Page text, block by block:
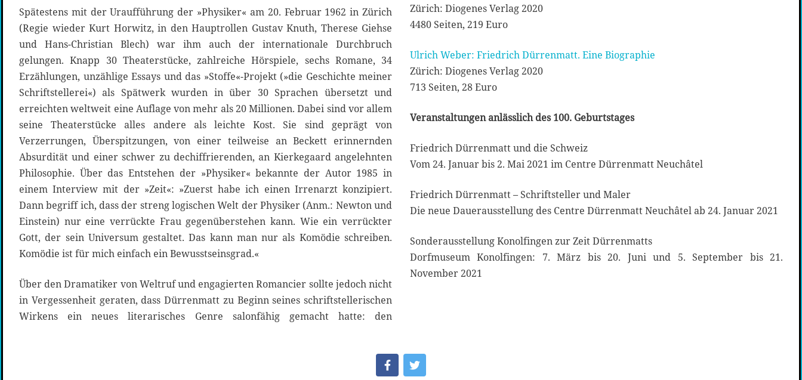
Spätestens mit der Uraufführung der »Physiker« am 20. Februar 1962 in Zürich
(Regie wieder Kurt Horwitz, in den Hauptrollen Gustav Knuth, Therese Giehse
und Hans-Christian Blech) war ihm auch der internationale Durchbruch
gelungen. Knapp 30 Theaterstücke, zahlreiche Hörspiele, sechs Romane, 34
Erzählungen, unzählige Essays und das »Stoffe«-Projekt (»die Geschichte meiner
Schriftstellerei«) als Spätwerk wurden in über 30 Sprachen übersetzt und
erreichten weltweit eine Auflage von mehr als 20 Millionen. Dabei sind vor allem
seine Theaterstücke alles andere als leichte Kost. Sie sind geprägt von
Verzerrungen, Überspitzungen, von einer teilweise an Beckett erinnernden
Absurdität und einer schwer zu dechiffrierenden, an Kierkegaard angelehnten
Philosophie. Über das Entstehen der »Physiker« bekannte der Autor 1985 in
einem Interview mit der »Zeit«: »Zuerst habe ich einen Irrenarzt konzipiert.
Dann begriff ich, dass der streng logischen Welt der Physiker (Anm.: Newton und
Einstein) nur eine verrückte Frau gegenüberstehen kann. Wie ein verrückter
Gott, der sein Universum gestaltet. Das kann man nur als Komödie schreiben.
Komödie ist für mich einfach ein Bewusstseinsgrad.«
Über den Dramatiker von Weltruf und engagierten Romancier sollte jedoch nicht
in Vergessenheit geraten, dass Dürrenmatt zu Beginn seines schriftstellerischen
Wirkens ein neues literarisches Genre salonfähig gemacht hatte: den
Zürich: Diogenes Verlag 2020
4480 Seiten, 219 Euro
Ulrich Weber: Friedrich Dürrenmatt. Eine Biographie
Zürich: Diogenes Verlag 2020
713 Seiten, 28 Euro
Veranstaltungen anlässlich des 100. Geburtstages
Friedrich Dürrenmatt und die Schweiz
Vom 24. Januar bis 2. Mai 2021 im Centre Dürrenmatt Neuchâtel
Friedrich Dürrenmatt – Schriftsteller und Maler
Die neue Dauerausstellung des Centre Dürrenmatt Neuchâtel ab 24. Januar 2021
Sonderausstellung Konolfingen zur Zeit Dürrenmatts
Dorfmuseum Konolfingen: 7. März bis 20. Juni und 5. September bis 21.
November 2021